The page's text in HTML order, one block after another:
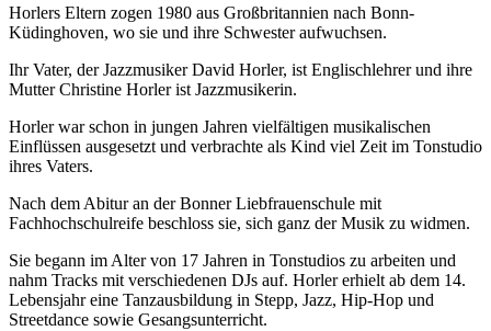
Horlers Eltern zogen 1980 aus Großbritannien nach Bonn-
Küdinghoven, wo sie und ihre Schwester aufwuchsen.
Ihr Vater, der Jazzmusiker David Horler, ist Englischlehrer und ihre
Mutter Christine Horler ist Jazzmusikerin.
Horler war schon in jungen Jahren vielfältigen musikalischen
Einflüssen ausgesetzt und verbrachte als Kind viel Zeit im Tonstudio
ihres Vaters.
Nach dem Abitur an der Bonner Liebfrauenschule mit
Fachhochschulreife beschloss sie, sich ganz der Musik zu widmen.
Sie begann im Alter von 17 Jahren in Tonstudios zu arbeiten und
nahm Tracks mit verschiedenen DJs auf. Horler erhielt ab dem 14.
Lebensjahr eine Tanzausbildung in Stepp, Jazz, Hip-Hop und
Streetdance sowie Gesangsunterricht.